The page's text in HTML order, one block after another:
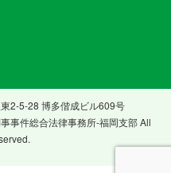
2-5-28 博多偕成ビル609号
事件総合法律事務所-福岡支部 All